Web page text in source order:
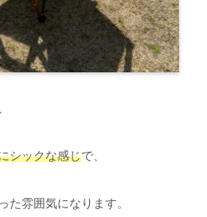
シックな感じで、
た雰囲気になります。